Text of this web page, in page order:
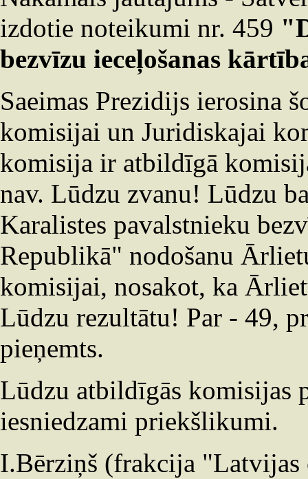
izdotie noteikumi nr. 459
bezvīzu ieceļošanas
Saeimas Prezidijs ierosina
komisijai un Juridiskajai
komisija ir atbildīgā
nav. Lūdzu zvanu! Lūdzu
Karalistes pavalstnieku
Republikā" nodošanu
komisijai, nosakot, ka
Lūdzu rezultātu! Par - 49,
pieņemts.
Lūdzu atbildīgās komisijas
iesniedzami priekšlikumi.
I.Bērziņš (frakcija "Latvijas